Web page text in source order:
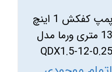
پمپ کفکش 1 اینچ
13 متری ورما مدل
QDX1.5-12-0.25